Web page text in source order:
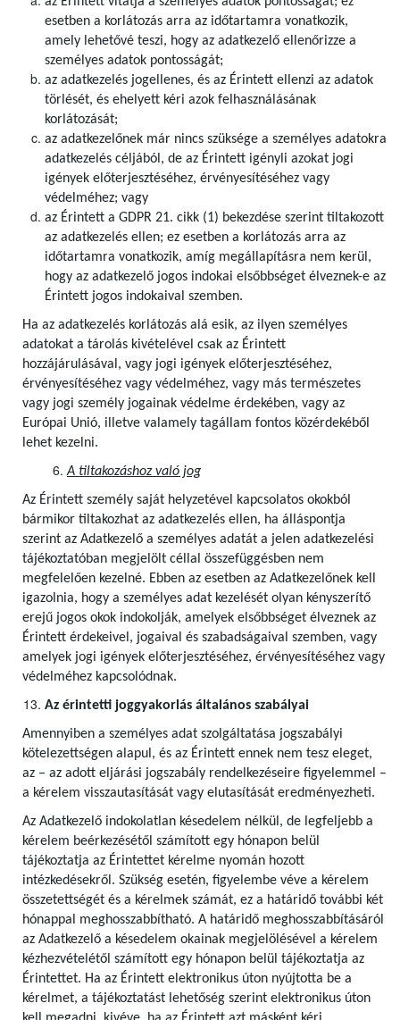
esetben a korlátozás arra az időtartamra vonatkozik,
amely lehetővé teszi, hogy az adatkezelő ellenőrizze a
személyes adatok pontosságát;
az adatkezelés jogellenes, és az Érintett ellenzi az adatok
törlését, és ehelyett kéri azok felhasználásának
korlátozását;
az adatkezelőnek már nincs szüksége a személyes adatokra
adatkezelés céljából, de az Érintett igényli azokat jogi
igények előterjesztéséhez, érvényesítéséhez vagy
védelméhez; vagy
az Érintett a GDPR 21. cikk (1) bekezdése szerint tiltakozott
az adatkezelés ellen; ez esetben a korlátozás arra az
időtartamra vonatkozik, amíg megállapításra nem kerül,
hogy az adatkezelő jogos indokai elsőbbséget élveznek-e az
Érintett jogos indokaival szemben.
Ha az adatkezelés korlátozás alá esik, az ilyen személyes
adatokat a tárolás kivételével csak az Érintett
hozzájárulásával, vagy jogi igények előterjesztéséhez,
érvényesítéséhez vagy védelméhez, vagy más természetes
vagy jogi személy jogainak védelme érdekében, vagy az
Európai Unió, illetve valamely tagállam fontos közérdekéből
lehet kezelni.
A tiltakozáshoz való jog
Az Érintett személy saját helyzetével kapcsolatos okokból
bármikor tiltakozhat az adatkezelés ellen, ha álláspontja
szerint az Adatkezelő a személyes adatát a jelen adatkezelési
tájékoztatóban megjelölt céllal összefüggésben nem
megfelelően kezelné. Ebben az esetben az Adatkezelőnek kell
igazolnia, hogy a személyes adat kezelését olyan kényszerítő
erejű jogos okok indokolják, amelyek elsőbbséget élveznek az
Érintett érdekeivel, jogaival és szabadságaival szemben, vagy
amelyek jogi igények előterjesztéséhez, érvényesítéséhez vagy
védelméhez kapcsolódnak.
Az érintetti joggyakorlás általános szabályai
Amennyiben a személyes adat szolgáltatása jogszabályi
kötelezettségen alapul, és az Érintett ennek nem tesz eleget,
az – az adott eljárási jogszabály rendelkezéseire figyelemmel –
a kérelem visszautasítását vagy elutasítását eredményezheti.
Az Adatkezelő indokolatlan késedelem nélkül, de legfeljebb a
kérelem beérkezésétől számított egy hónapon belül
tájékoztatja az Érintettet kérelme nyomán hozott
intézkedésekről. Szükség esetén, figyelembe véve a kérelem
összetettségét és a kérelmek számát, ez a határidő további két
hónappal meghosszabbítható. A határidő meghosszabbításáról
az Adatkezelő a késedelem okainak megjelölésével a kérelem
kézhezvételétől számított egy hónapon belül tájékoztatja az
Érintettet. Ha az Érintett elektronikus úton nyújtotta be a
kérelmet, a tájékoztatást lehetőség szerint elektronikus úton